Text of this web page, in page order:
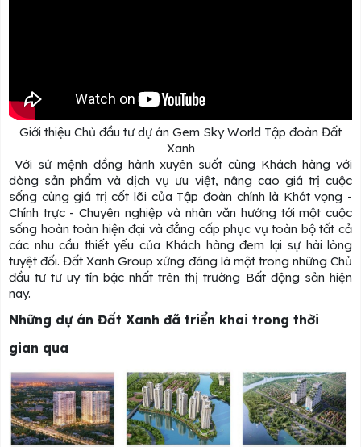
Giới thiệu Chủ đầu tư dự án Gem Sky World Tập đoàn Đất
Xanh
Với sứ mệnh đồng hành xuyên suốt cùng Khách hàng với
dòng sản phẩm và dịch vụ ưu việt, nâng cao giá trị cuộc
sống cùng giá trị cốt lõi của Tập đoàn chính là Khát vọng -
Chính trực - Chuyên nghiệp và nhân văn hướng tới một cuộc
sống hoàn toàn hiện đại và đẳng cấp phục vụ toàn bộ tất cả
các nhu cầu thiết yếu của Khách hàng đem lại sự hài lòng
tuyệt đối. Đất Xanh Group xứng đáng là một trong những Chủ
đầu tư tư uy tín bậc nhất trên thị trường Bất động sản hiện
nay.
Những dự án Đất Xanh đã triển khai trong thời
gian qua